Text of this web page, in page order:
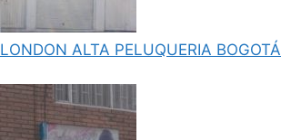
LONDON ALTA PELUQUERIA BOGOTÁ